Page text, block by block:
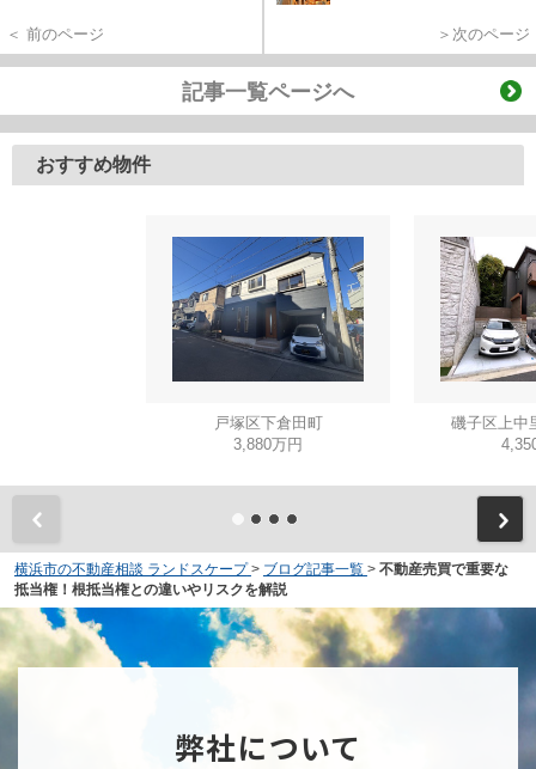
＜ 前のページ ＞次のページ
記事一覧ページへ
おすすめ物件
戸塚区下倉田町
3,880万円
磯子区上中
横浜市の不動産相談 ランドスケープ > ブログ記事一覧 > 不動産売買で重要な
抵当権！根抵当権との違いやリスクを解説
弊社について